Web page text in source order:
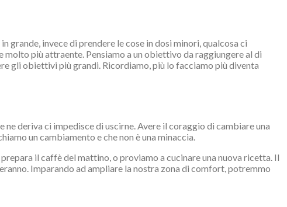
grande, invece di prendere le cose in dosi minori, qualcosa ci
più attraente. Pensiamo a un obiettivo da raggiungere al di
gli obiettivi più grandi. Ricordiamo, più lo facciamo più diventa
deriva ci impedisce di uscirne. Avere il coraggio di cambiare una
un cambiamento e che non è una minaccia.
il caffè del mattino, o proviamo a cucinare una nuova ricetta. Il
Imparando ad ampliare la nostra zona di comfort, potremmo